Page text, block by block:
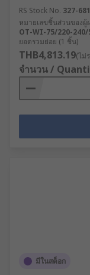
RS Stock No. 327-681
หมายเลขชิ้นส่วนของผู้
OT-WI-75/220-240/
ยอดรวมย่อย (1 ชิ้น)
THB4,813.19(ไม่
จำนวน /
มีในสต็อก